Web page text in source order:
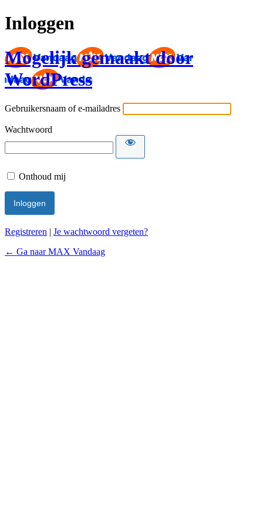
Inloggen
Mogelijk gemaakt door
WordPress
Gebruikersnaam of e-mailadres
Wachtwoord
Onthoud mij
Registreren | Je wachtwoord vergeten?
← Ga naar MAX Vandaag